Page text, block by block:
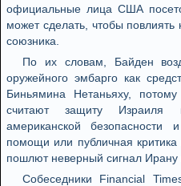
официальные лица США
может сделать, чтобы
союзника.
По их словам, Байден
оружейного эмбарго как
Биньямина Нетаньяху,
считают защиту Израиля
американской безопасности
помощи или публичная критика
пошлют неверный сигнал Ирану
Собеседники Financial